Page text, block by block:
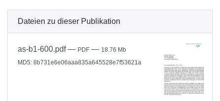
Dateien zu dieser Publikation
as-b1-600.pdf— PDF — 18.76 Mb
MD5: 8b731e6e06aaa835a645528e7f53621a